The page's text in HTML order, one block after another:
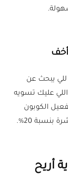
أخف
يبحث عن
عليك تسويه
الكوبون
أريح